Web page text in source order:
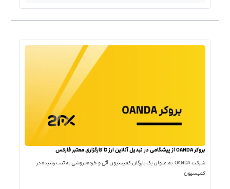
بروکر OANDA از پیشگامی در تبدیل آنلاین ارز تا کارگزاری معتبر فارکس
شرکت OANDA به عنوان یک بازرگان کمیسیون آتی و خرده‌فروشی به ثبت رسیده در
کمیسیون